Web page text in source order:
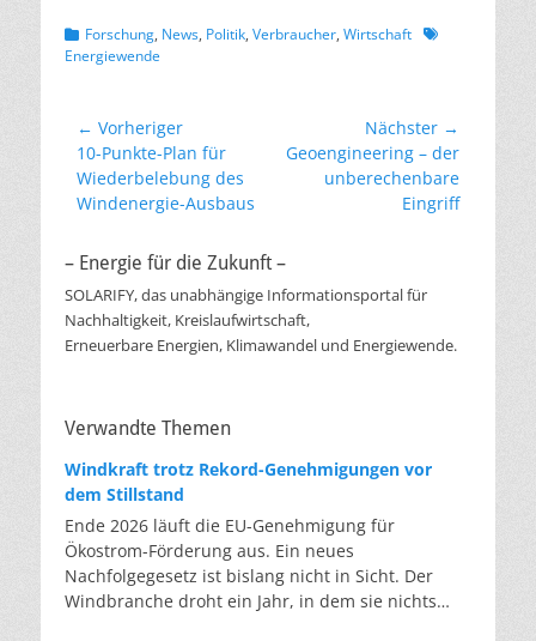
Kategorien
Forschung, News, Politik, Verbraucher, Wirtschaft Schlagworte
Energiewende
Beitragsnavigation
← Vorheriger
Vorheriger
Beitrag:
10-Punkte-Plan für
Wiederbelebung des
Windenergie-Ausbaus
Nächster →
Nächster
Beitrag:
Geoengineering – der
unberechenbare
Eingriff
– Energie für die Zukunft –
SOLARIFY, das unabhängige Informationsportal für
Nachhaltigkeit, Kreislaufwirtschaft,
Erneuerbare Energien, Klimawandel und Energiewende.
Verwandte Themen
Windkraft trotz Rekord-Genehmigungen vor
dem Stillstand
Ende 2026 läuft die EU-Genehmigung für
Ökostrom-Förderung aus. Ein neues
Nachfolgegesetz ist bislang nicht in Sicht. Der
Windbranche droht ein Jahr, in dem sie nichts